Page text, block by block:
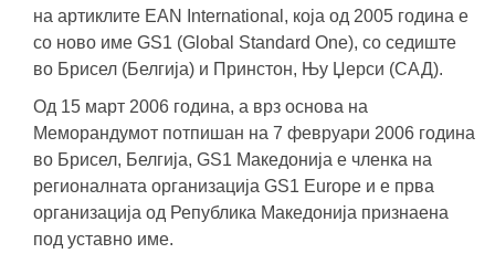
на артиклите EAN International, која од 2005 година е
со ново име GS1 (Global Standard One), со седиште
во Брисел (Белгија) и Принстон, Њу Џерси (САД).
Од 15 март 2006 година, а врз основа на
Меморандумот потпишан на 7 февруари 2006 година
во Брисел, Белгија, GS1 Македонија е членка на
регионалната организација GS1 Europe и е прва
организација од Република Македонија признаена
под уставно име.